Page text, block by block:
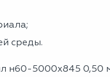
среды.
н60-5000х845 0,50